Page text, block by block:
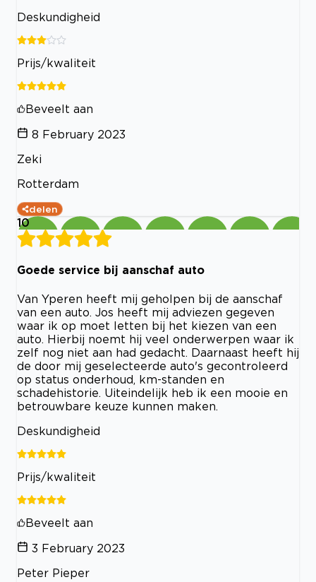
Deskundigheid
Prijs/kwaliteit
Beveelt aan
8 February 2023
Zeki
Rotterdam
delen
10
Goede service bij aanschaf auto
Van Yperen heeft mij geholpen bij de aanschaf
van een auto. Jos heeft mij adviezen gegeven
waar ik op moet letten bij het kiezen van een
auto. Hierbij noemt hij veel onderwerpen waar ik
zelf nog niet aan had gedacht. Daarnaast heeft hij
de door mij geselecteerde auto's gecontroleerd
op status onderhoud, km-standen en
schadehistorie. Uiteindelijk heb ik een mooie en
betrouwbare keuze kunnen maken.
Deskundigheid
Prijs/kwaliteit
Beveelt aan
3 February 2023
Peter Pieper